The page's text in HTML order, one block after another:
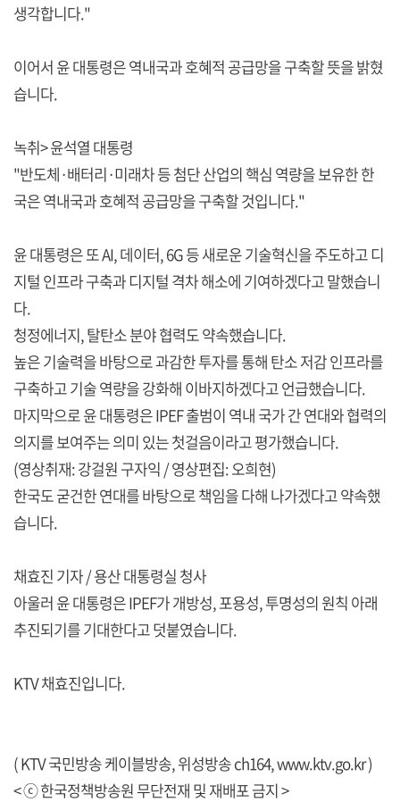
생각합니다."
이어서 윤 대통령은 역내국과 호혜적 공급망을 구축할 뜻을 밝혔
습니다.
녹취> 윤석열 대통령
"반도체·배터리·미래차 등 첨단 산업의 핵심 역량을 보유한 한
국은 역내국과 호혜적 공급망을 구축할 것입니다."
윤 대통령은 또 AI, 데이터, 6G 등 새로운 기술혁신을 주도하고 디
지털 인프라 구축과 디지털 격차 해소에 기여하겠다고 말했습니
다.
청정에너지, 탈탄소 분야 협력도 약속했습니다.
높은 기술력을 바탕으로 과감한 투자를 통해 탄소 저감 인프라를
구축하고 기술 역량을 강화해 이바지하겠다고 언급했습니다.
마지막으로 윤 대통령은 IPEF 출범이 역내 국가 간 연대와 협력의
의지를 보여주는 의미 있는 첫걸음이라고 평가했습니다.
(영상취재: 강걸원 구자익 / 영상편집: 오희현)
한국도 굳건한 연대를 바탕으로 책임을 다해 나가겠다고 약속했
습니다.
채효진 기자 / 용산 대통령실 청사
아울러 윤 대통령은 IPEF가 개방성, 포용성, 투명성의 원칙 아래
추진되기를 기대한다고 덧붙였습니다.
KTV 채효진입니다.
( KTV 국민방송 케이블방송, 위성방송 ch164,www.ktv.go.kr)
< ⓒ 한국정책방송원 무단전재 및 재배포 금지 >